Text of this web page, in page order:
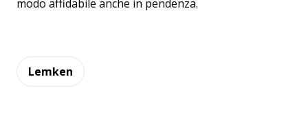
modo affidabile anche in pendenza.
Lemken